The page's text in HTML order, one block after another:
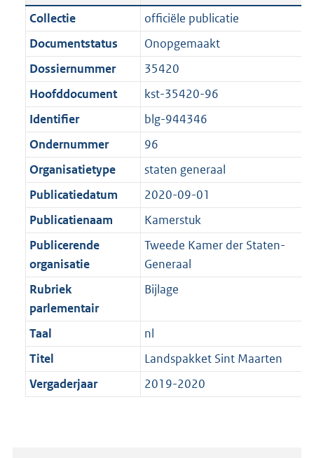
c
t
i
e
n
f
o
r
m
a
a
t
t
:
2
9
1
K
b
n
d
s
r
o
o
t
e
:
1
K
b
a
n
d
g
r
o
t
t
e
:
1
K
b
Collectie
officiële publicatie
Documentstatus
Onopgemaakt
Dossiernummer
35420
Hoofddocument
kst-35420-96
Identifier
blg-944346
Ondernummer
96
Organisatietype
staten generaal
Publicatiedatum
2020-09-01
Publicatienaam
Kamerstuk
Publicerende
organisatie
Tweede Kamer der Staten-
Generaal
Rubriek
parlementair
Bijlage
Taal
nl
Titel
Landspakket Sint Maarten
Vergaderjaar
2019-2020